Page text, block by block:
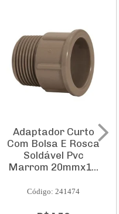
Adaptador Curto
Com Bolsa E Rosca
Soldável Pvc
Marrom 20mmx1...
Código: 241474